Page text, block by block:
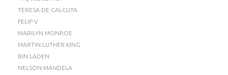
TERESA DE CALCUTA
FELIP V
MARILYN MONROE
MARTIN LUTHER KING
BIN LADEN
NELSON MANDELA